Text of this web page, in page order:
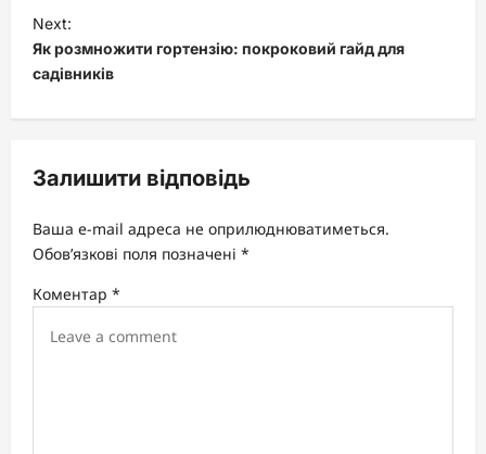
t
n
a
v
g
a
t
i
Next:
Як розмножити гортензію: покроковий гайд для
садівників
Залишити відповідь
Ваша e-mail адреса не оприлюднюватиметься.
Обов’язкові поля позначені *
Коментар *